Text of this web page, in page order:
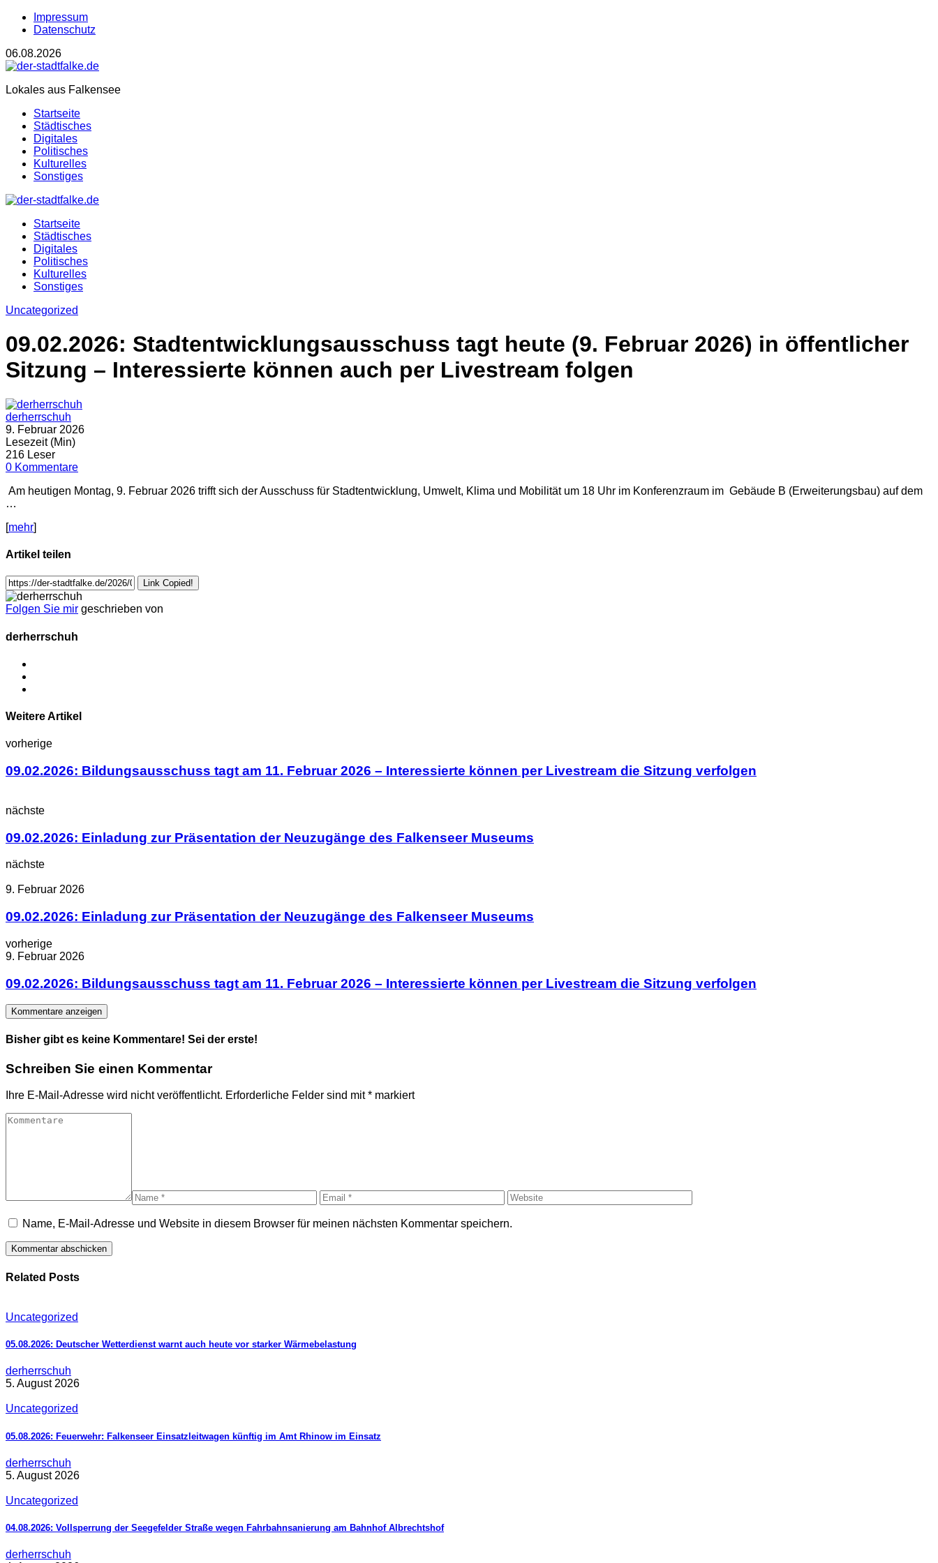
Impressum
Datenschutz
06.08.2026
Lokales aus Falkensee
Startseite
Städtisches
Digitales
Politisches
Kulturelles
Sonstiges
Startseite
Städtisches
Digitales
Politisches
Kulturelles
Sonstiges
Uncategorized
09.02.2026: Stadtentwicklungsausschuss tagt heute (9. Februar 2026) in öffentlicher
Sitzung – Interessierte können auch per Livestream folgen
derherrschuh
9. Februar 2026
Lesezeit (Min)
216 Leser
0 Kommentare
Am heutigen Montag, 9. Februar 2026 trifft sich der Ausschuss für Stadtentwicklung, Umwelt, Klima und Mobilität um 18 Uhr im Konferenzraum im Gebäude B (Erweiterungsbau) auf dem
…
[mehr]
Artikel teilen
Link Copied!
Folgen Sie mir geschrieben von
derherrschuh
Weitere Artikel
vorherige
09.02.2026: Bildungsausschuss tagt am 11. Februar 2026 – Interessierte können per Livestream die Sitzung verfolgen
nächste
09.02.2026: Einladung zur Präsentation der Neuzugänge des Falkenseer Museums
nächste
9. Februar 2026
09.02.2026: Einladung zur Präsentation der Neuzugänge des Falkenseer Museums
vorherige
9. Februar 2026
09.02.2026: Bildungsausschuss tagt am 11. Februar 2026 – Interessierte können per Livestream die Sitzung verfolgen
Kommentare anzeigen
Bisher gibt es keine Kommentare! Sei der erste!
Schreiben Sie einen Kommentar
Ihre E-Mail-Adresse wird nicht veröffentlicht. Erforderliche Felder sind mit* markiert
Name, E-Mail-Adresse und Website in diesem Browser für meinen nächsten Kommentar speichern.
Related Posts
Uncategorized
05.08.2026: Deutscher Wetterdienst warnt auch heute vor starker Wärmebelastung
derherrschuh
5. August 2026
Uncategorized
05.08.2026: Feuerwehr: Falkenseer Einsatzleitwagen künftig im Amt Rhinow im Einsatz
derherrschuh
5. August 2026
Uncategorized
04.08.2026: Vollsperrung der Seegefelder Straße wegen Fahrbahnsanierung am Bahnhof Albrechtshof
derherrschuh